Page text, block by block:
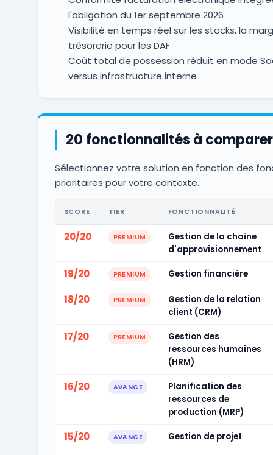
l'obligation du 1er septembre 2026
Visibilité en temps réel sur les stocks, la
trésorerie pour les DAF
Coût total de possession réduit en mode
versus infrastructure interne
20 fonctionnalités à comparer
Sélectionnez votre solution en fonction des
prioritaires pour votre contexte.
SCORE TIER FONCTIONNALITÉ
20/20 PREMIUM
Gestion de la chaîne
d'approvisionnement
19/20 PREMIUM Gestion financière
18/20 PREMIUM
Gestion de la relation
client (CRM)
17/20 PREMIUM
Gestion des
ressources humaines
(HRM)
16/20 AVANCE
Planification des
ressources de
production (MRP)
15/20 AVANCE Gestion de projet